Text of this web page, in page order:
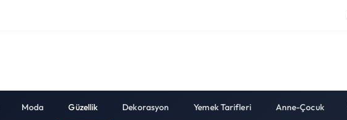
Moda Güzellik Dekorasyon Yemek Tarifleri Anne-Çocuk